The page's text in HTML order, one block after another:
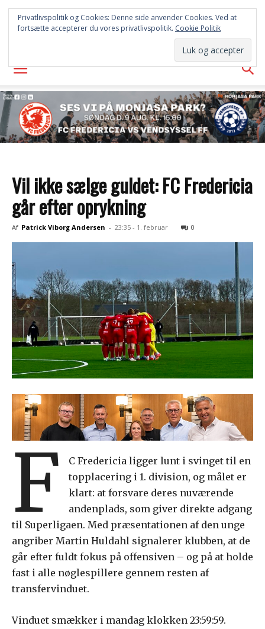
FREDERICIA
AVISEN
Vil ikke sælge guldet: FC Fredericia
går efter oprykning
Af Patrick Viborg Andersen - 23:35 - 1. februar 0
F
C Fredericia ligger lunt i svinget til en
topplacering i 1. division, og målet er
klart: at forsvare deres nuværende
andenplads, som giver direkte adgang
til Superligaen. Med præsentationen af den unge
angriber Martin Huldahl signalerer klubben, at de
går efter fuldt fokus på offensiven – og på at holde
fast i alle nøglespillere gennem resten af
transfervinduet.
Vinduet smækker i mandag klokken 23:59:59.
Privatlivspolitik og Cookies: Denne side anvender Cookies. Ved at
fortsætte accepterer du vores privatlivspolitik. Cookie Politik